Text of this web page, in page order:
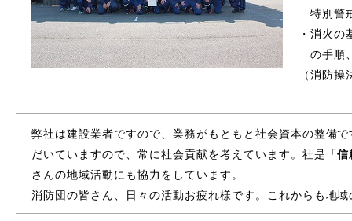
特別警
・消火
の手順
（消防
弊社は建設業者ですので、業務がもともと社会資本の整備
だいていますので、常に社会貢献を考えています。社是「信
さんの地域活動にも協力をしています。
消防団の皆さん、日々の活動お疲れ様です。これからも地